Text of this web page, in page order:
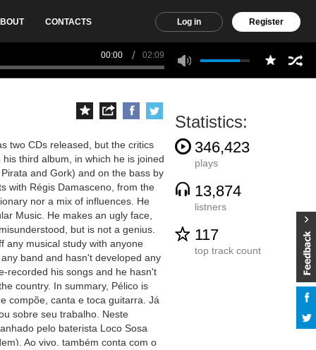
CONTACTS Log in Register
00:00 02:09
two CDs released, but the critics
third album, in which he is joined
and Gork) and on the bass by
with Régis Damasceno, from the
nor a mix of influences. He
Music. He makes an ugly face,
but is not a genius.
any musical study with anyone
band and hasn't developed any
recorded his songs and he hasn't
country. In summary, Pélico is
compõe, canta e toca guitarra. Já
sobre seu trabalho. Neste
pelo baterista Loco Sosa
Ao vivo, também conta com o
Statistics:
346,423
plays
13,874
listners
117
top track count